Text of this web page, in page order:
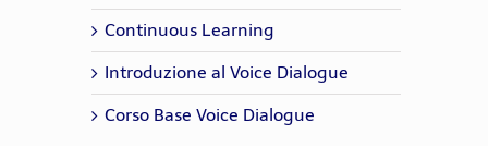
Continuous Learning
Introduzione al Voice Dialogue
Corso Base Voice Dialogue